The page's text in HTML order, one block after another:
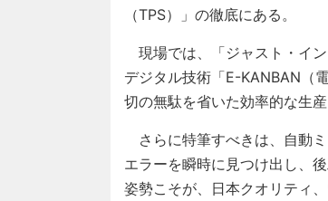
（TPS）」の徹底にある。
現場では、「ジャスト・イ
デジタル技術「E-KANBAN（
切の無駄を省いた効率的な生産
さらに特筆すべきは、自動
エラーを瞬時に見つけ出し、
姿勢こそが、日本クオリティ